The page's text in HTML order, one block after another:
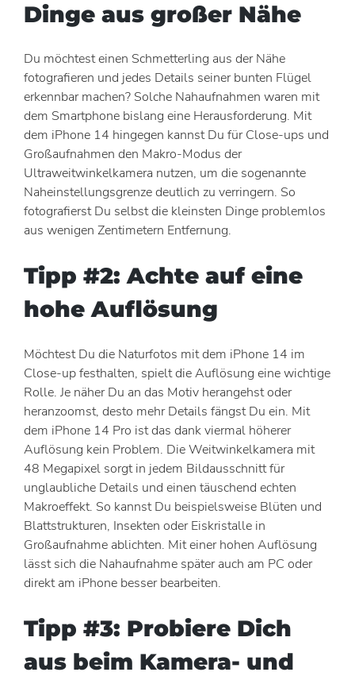
Dinge aus großer Nähe
Du möchtest einen Schmetterling aus der Nähe
fotografieren und jedes Details seiner bunten Flügel
erkennbar machen? Solche Nahaufnahmen waren mit
dem Smartphone bislang eine Herausforderung. Mit
dem iPhone 14 hingegen kannst Du für Close-ups und
Großaufnahmen den Makro-Modus der
Ultraweitwinkelkamera nutzen, um die sogenannte
Naheinstellungsgrenze deutlich zu verringern. So
fotografierst Du selbst die kleinsten Dinge problemlos
aus wenigen Zentimetern Entfernung.
Tipp #2: Achte auf eine
hohe Auflösung
Möchtest Du die Naturfotos mit dem iPhone 14 im
Close-up festhalten, spielt die Auflösung eine wichtige
Rolle. Je näher Du an das Motiv herangehst oder
heranzoomst, desto mehr Details fängst Du ein. Mit
dem iPhone 14 Pro ist das dank viermal höherer
Auflösung kein Problem. Die Weitwinkelkamera mit
48 Megapixel sorgt in jedem Bildausschnitt für
unglaubliche Details und einen täuschend echten
Makroeffekt. So kannst Du beispielsweise Blüten und
Blattstrukturen, Insekten oder Eiskristalle in
Großaufnahme ablichten. Mit einer hohen Auflösung
lässt sich die Nahaufnahme später auch am PC oder
direkt am iPhone besser bearbeiten.
Tipp #3: Probiere Dich
aus beim Kamera- und